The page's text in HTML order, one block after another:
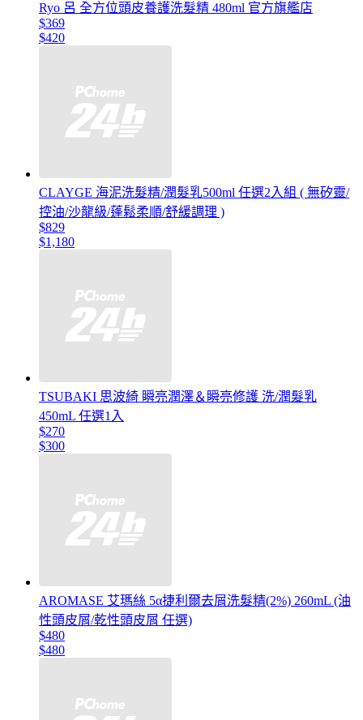
Ryo 呂 全方位頭皮養護洗髮精 480ml 官方旗艦店
$369
$420
CLAYGE 海泥洗髮精/潤髮乳500ml 任選2入組 ( 無矽靈/
控油/沙龍級/蓬鬆柔順/舒緩調理 )
$829
$1,180
TSUBAKI 思波綺 瞬亮潤澤＆瞬亮修護 洗/潤髮乳
450mL 任選1入
$270
$300
AROMASE 艾瑪絲 5α捷利爾去屑洗髮精(2%) 260mL (油
性頭皮屑/乾性頭皮屑 任選)
$480
$480